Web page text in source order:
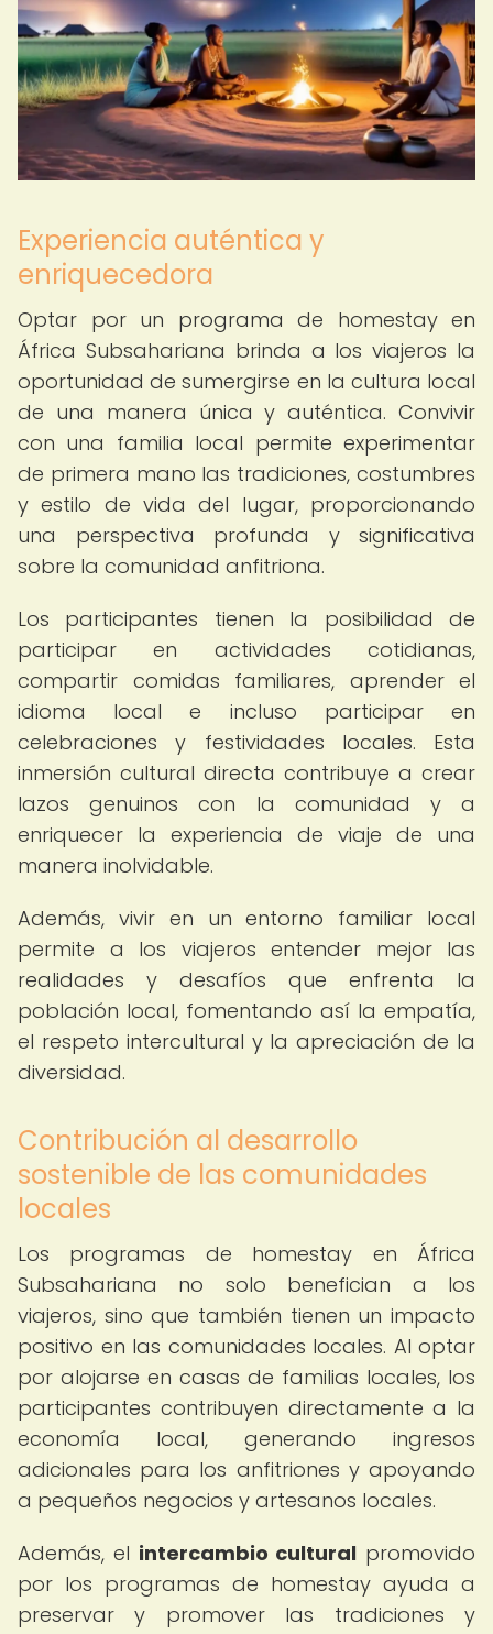
Experiencia auténtica y
enriquecedora
Optar por un programa de homestay en
África Subsahariana brinda a los viajeros la
oportunidad de sumergirse en la cultura local
de una manera única y auténtica. Convivir
con una familia local permite experimentar
de primera mano las tradiciones, costumbres
y estilo de vida del lugar, proporcionando
una perspectiva profunda y significativa
sobre la comunidad anfitriona.
Los participantes tienen la posibilidad de
participar en actividades cotidianas,
compartir comidas familiares, aprender el
idioma local e incluso participar en
celebraciones y festividades locales. Esta
inmersión cultural directa contribuye a crear
lazos genuinos con la comunidad y a
enriquecer la experiencia de viaje de una
manera inolvidable.
Además, vivir en un entorno familiar local
permite a los viajeros entender mejor las
realidades y desafíos que enfrenta la
población local, fomentando así la empatía,
el respeto intercultural y la apreciación de la
diversidad.
Contribución al desarrollo
sostenible de las comunidades
locales
Los programas de homestay en África
Subsahariana no solo benefician a los
viajeros, sino que también tienen un impacto
positivo en las comunidades locales. Al optar
por alojarse en casas de familias locales, los
participantes contribuyen directamente a la
economía local, generando ingresos
adicionales para los anfitriones y apoyando
a pequeños negocios y artesanos locales.
Además, el intercambio cultural promovido
por los programas de homestay ayuda a
preservar y promover las tradiciones y